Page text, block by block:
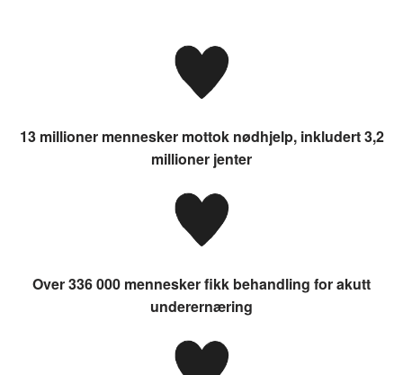
13 millioner mennesker mottok nødhjelp, inkludert 3,2
millioner jenter
Over 336 000 mennesker fikk behandling for akutt
underernæring